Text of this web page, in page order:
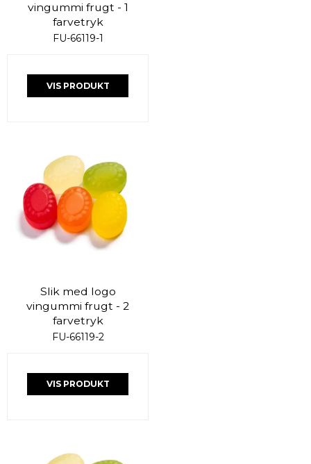
vingummi frugt - 1
farvetryk
FU-66119-1
VIS PRODUKT
Slik med logo
vingummi frugt - 2
farvetryk
FU-66119-2
VIS PRODUKT